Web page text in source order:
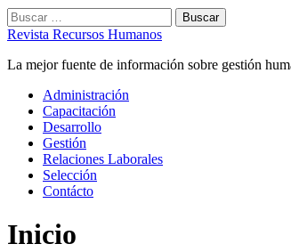
Buscar:
Revista Recursos Humanos
La mejor fuente de información sobre gestión
Menú
principal
Administración
Capacitación
Desarrollo
Gestión
Relaciones Laborales
Selección
Contácto
Inicio